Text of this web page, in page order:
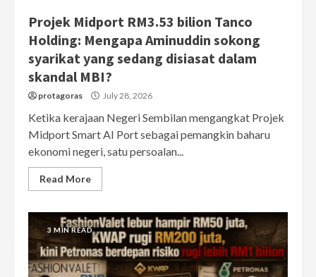
Projek Midport RM3.53 bilion Tanco
Holding: Mengapa Aminuddin sokong
syarikat yang sedang disiasat dalam
skandal MBI?
protagoras July 28, 2026
Ketika kerajaan Negeri Sembilan mengangkat Projek
Midport Smart AI Port sebagai pemangkin baharu
ekonomi negeri, satu persoalan...
Read More
3 MIN READ